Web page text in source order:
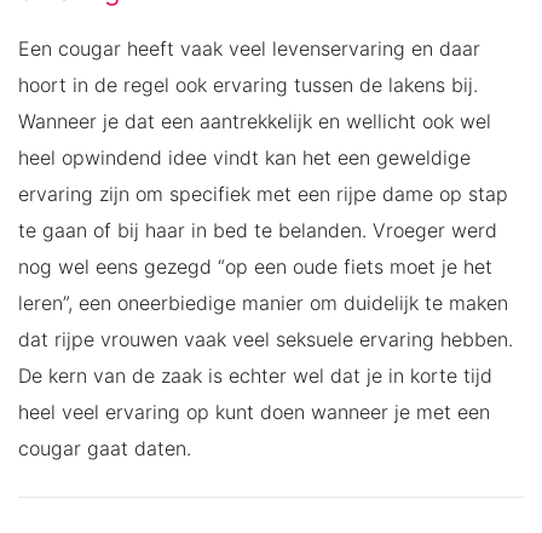
Een cougar heeft vaak veel levenservaring en daar
hoort in de regel ook ervaring tussen de lakens bij.
Wanneer je dat een aantrekkelijk en wellicht ook wel
heel opwindend idee vindt kan het een geweldige
ervaring zijn om specifiek met een rijpe dame op stap
te gaan of bij haar in bed te belanden. Vroeger werd
nog wel eens gezegd “op een oude fiets moet je het
leren”, een oneerbiedige manier om duidelijk te maken
dat rijpe vrouwen vaak veel seksuele ervaring hebben.
De kern van de zaak is echter wel dat je in korte tijd
heel veel ervaring op kunt doen wanneer je met een
cougar gaat daten.